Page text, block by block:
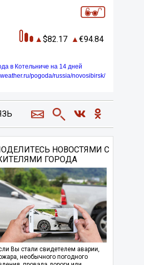
82.17 94.84
в Котельниче на 14 дней
pogoda/russia/novosibirsk/
НОВОСТЯМИ С
ГОРОДА
Вы стали свидетелем аварии,
необычного погодного